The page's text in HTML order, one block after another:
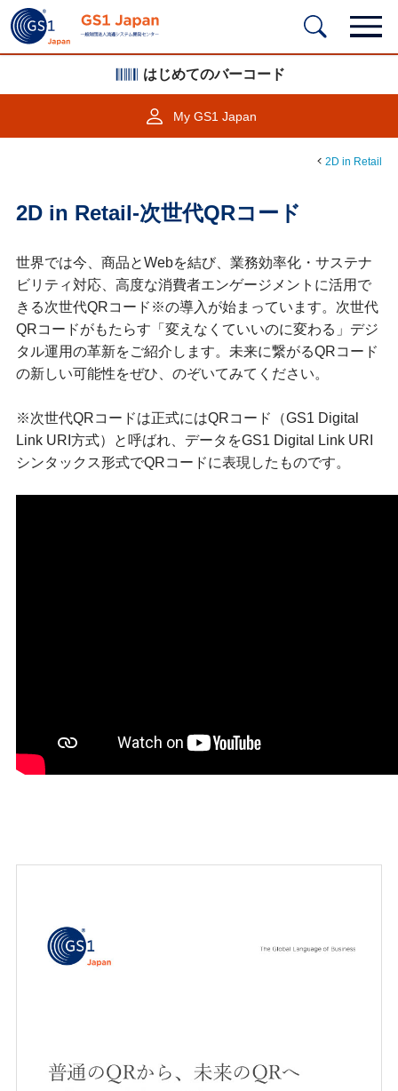
はじめてのバーコード
My GS1 Japan
2D in Retail
2D in Retail-次世代QRコード
世界では今、商品とWebを結び、業務効率化・サステナ
ビリティ対応、高度な消費者エンゲージメントに活用で
きる次世代QRコード※の導入が始まっています。次世代
QRコードがもたらす「変えなくていいのに変わる」デジ
タル運用の革新をご紹介します。未来に繋がるQRコード
の新しい可能性をぜひ、のぞいてみてください。
※次世代QRコードは正式にはQRコード（GS1 Digital
Link URI方式）と呼ばれ、データをGS1 Digital Link URI
シンタックス形式でQRコードに表現したものです。